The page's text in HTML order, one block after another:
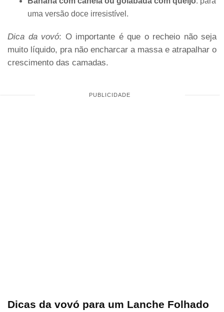
uma versão doce irresistível.
Dica da vovó: O importante é que o recheio não seja
muito líquido, pra não encharcar a massa e atrapalhar o
crescimento das camadas.
Dicas da vovó para um Lanche Folhado